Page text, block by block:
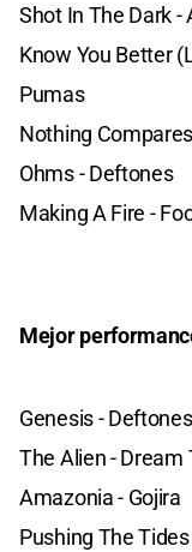
Shot In The Dark -
Know You Better
Pumas
Nothing
Ohms - Deftones
Making A Fire -
Mejor
Genesis - Deftones
The Alien - Dream
Amazonia - Gojira
Pushing The